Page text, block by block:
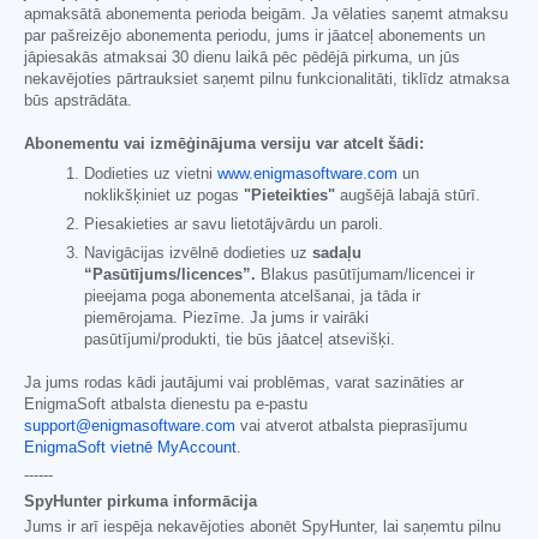
apmaksātā abonementa perioda beigām. Ja vēlaties saņemt atmaksu
par pašreizējo abonementa periodu, jums ir jāatceļ abonements un
jāpiesakās atmaksai 30 dienu laikā pēc pēdējā pirkuma, un jūs
nekavējoties pārtrauksiet saņemt pilnu funkcionalitāti, tiklīdz atmaksa
būs apstrādāta.
Abonementu vai izmēģinājuma versiju var atcelt šādi:
Dodieties uz vietni www.enigmasoftware.com un
noklikšķiniet uz pogas "Pieteikties" augšējā labajā stūrī.
Piesakieties ar savu lietotājvārdu un paroli.
Navigācijas izvēlnē dodieties uz sadaļu
“Pasūtījums/licences”. Blakus pasūtījumam/licencei ir
pieejama poga abonementa atcelšanai, ja tāda ir
piemērojama. Piezīme. Ja jums ir vairāki
pasūtījumi/produkti, tie būs jāatceļ atsevišķi.
Ja jums rodas kādi jautājumi vai problēmas, varat sazināties ar
EnigmaSoft atbalsta dienestu pa e-pastu
support@enigmasoftware.com vai atverot atbalsta pieprasījumu
EnigmaSoft vietnē MyAccount.
------
SpyHunter pirkuma informācija
Jums ir arī iespēja nekavējoties abonēt SpyHunter, lai saņemtu pilnu